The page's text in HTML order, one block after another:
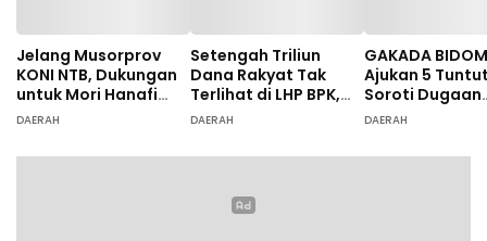
Jelang Musorprov
KONI NTB, Dukungan
untuk Mori Hanafi
Menguat
DAERAH
Setengah Triliun
Dana Rakyat Tak
Terlihat di LHP BPK,
Legislator PDIP DPRD
Investigatif
DAERAH
GAKADA BIDOM
Ajukan 5
Soroti Dugaan
DAERAH